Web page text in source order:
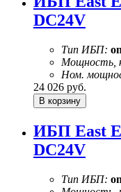
DC24V
Тип ИБП:
Мощность,
Ном.
24 026 руб.
ИБП East
DC24V
Тип ИБП: